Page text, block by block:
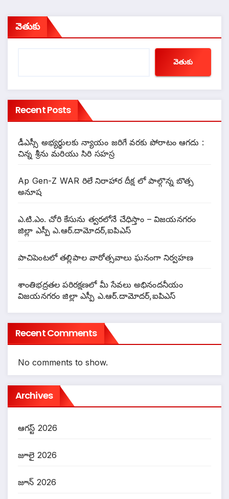
వెతుకు
వెతుకు
Recent Posts
డీఎస్సీ అభ్యర్థులకు న్యాయం జరిగే వరకు పోరాటం ఆగదు :
చిన్న శ్రీను మరియు సిరి సహస్ర
Ap Gen-Z WAR రిలే నిరాహార దీక్ష లో పాల్గొన్న బొత్స
అనూష
ఎ.టి.ఎం. చోరి కేసును త్వరలోనే చేధిస్తాం – విజయనగరం
జిల్లా ఎస్పీ ఎ.ఆర్.దామోదర్,ఐపిఎస్
పాచిపెంటలో తల్లిపాల వారోత్సవాలు ఘనంగా నిర్వహణ
శాంతిభద్రతల పరిరక్షణలో మీ సేవలు అభినందనీయం
విజయనగరం జిల్లా ఎస్పీ ఎ.ఆర్.దామోదర్,ఐపిఎస్
Recent Comments
No comments to show.
Archives
ఆగస్ట్ 2026
జూలై 2026
జూన్ 2026